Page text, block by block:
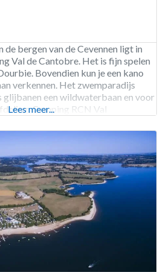
bergen van de Cevennen ligt in
Val de Cantobre. Het is fijn spelen
Bovendien kun je een kano
verkennen. Het zwemparadijs
glijbanen een wildwaterbaan en voor
Camping RCN Val
Lees meer...